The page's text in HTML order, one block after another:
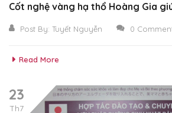
Cốt nghệ vàng hạ thổ Hoàng Gia
Post By: Tuyết Nguyễn 0
Read More
23
Th7